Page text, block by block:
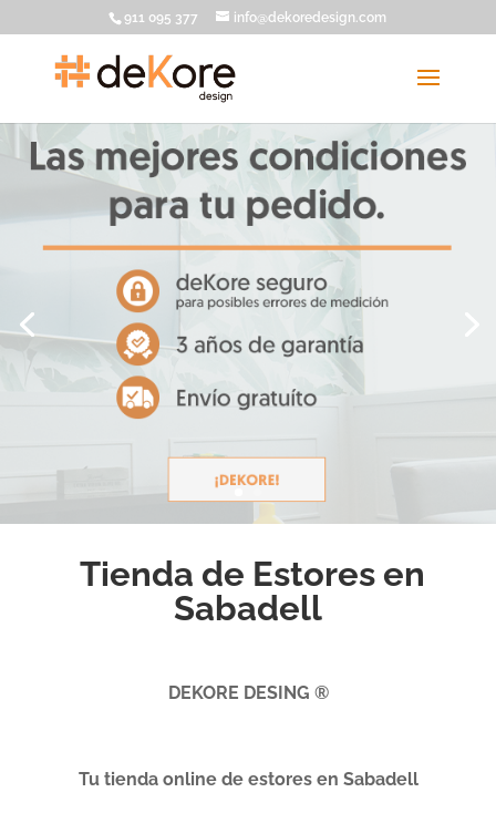
911 095 377 info@dekoredesign.com
Tienda de Estores en
Sabadell
DEKORE DESING ®
Tu tienda online de estores en Sabadell